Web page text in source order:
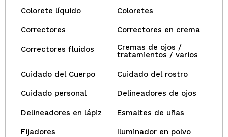
Colorete líquido Coloretes
Correctores Correctores en crema
Correctores fluidos
Cremas de ojos /
tratamientos / varios
Cuidado del Cuerpo Cuidado del rostro
Cuidado personal Delineadores de ojos
Delineadores en lápiz Esmaltes de uñas
Fijadores Iluminador en polvo